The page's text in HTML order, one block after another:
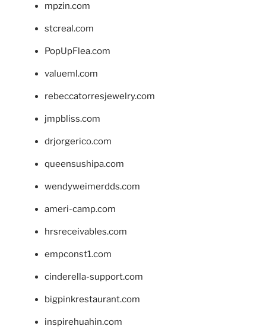
mpzin.com
stcreal.com
PopUpFlea.com
valueml.com
rebeccatorresjewelry.com
jmpbliss.com
drjorgerico.com
queensushipa.com
wendyweimerdds.com
ameri-camp.com
hrsreceivables.com
empconst1.com
cinderella-support.com
bigpinkrestaurant.com
inspirehuahin.com